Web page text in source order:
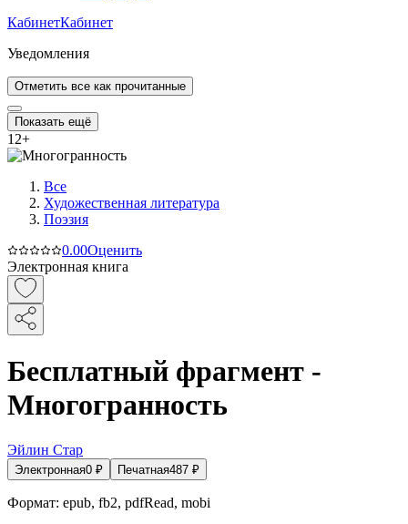
КабинетКабинет
Уведомления
Отметить все как прочитанные
Показать ещё
12+
Все
Художественная литература
Поэзия
0.00Оценить
Электронная книга
Бесплатный фрагмент -
Многогранность
Эйлин Стар
Электронная0 ₽ Печатная487 ₽
Формат: epub, fb2, pdfRead, mobi